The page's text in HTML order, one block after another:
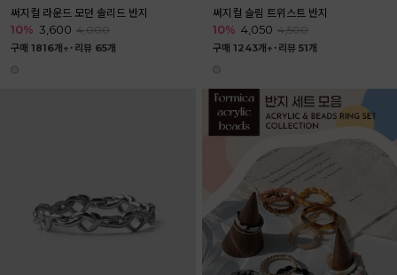
써지컬 라운드 모던 솔리드 반지
10% 3,600 4,000
구매 1816개↑˙ 리뷰 65개
써지컬 슬림 트위스트 반지
10% 4,050 4,500
구매 1243개↑˙ 리뷰 51개